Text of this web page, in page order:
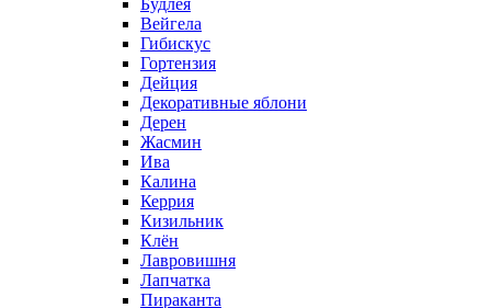
Будлея
Вейгела
Гибискус
Гортензия
Дейция
Декоративные яблони
Дерен
Жасмин
Ива
Калина
Керрия
Кизильник
Клён
Лавровишня
Лапчатка
Пираканта